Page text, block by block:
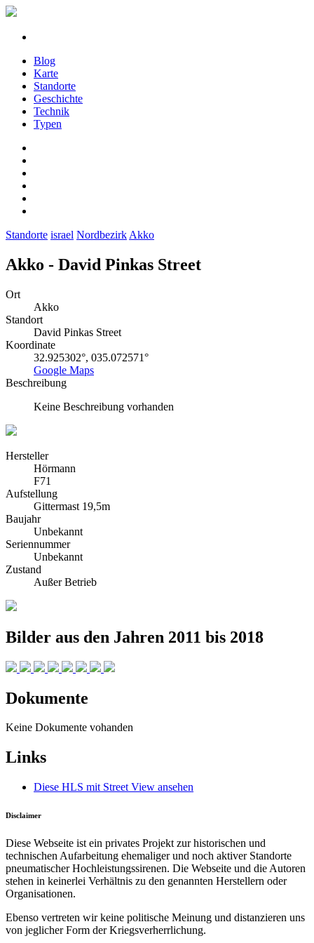
Blog
Karte
Standorte
Geschichte
Technik
Typen
Standorte israel Nordbezirk Akko
Akko - David Pinkas Street
Ort
Akko
Standort
David Pinkas Street
Koordinate
32.925302°, 035.072571°
Google Maps
Beschreibung
Keine Beschreibung vorhanden
Hersteller
Hörmann
F71
Aufstellung
Gittermast 19,5m
Baujahr
Unbekannt
Seriennummer
Unbekannt
Zustand
Außer Betrieb
Bilder aus den Jahren 2011 bis 2018
Dokumente
Keine Dokumente vohanden
Links
Diese HLS mit Street View ansehen
Disclaimer
Diese Webseite ist ein privates Projekt zur historischen und
technischen Aufarbeitung ehemaliger und noch aktiver Standorte
pneumatischer Hochleistungssirenen. Die Webseite und die Autoren
stehen in keinerlei Verhältnis zu den genannten Herstellern oder
Organisationen.
Ebenso vertreten wir keine politische Meinung und distanzieren uns
von jeglicher Form der Kriegsverherrlichung.